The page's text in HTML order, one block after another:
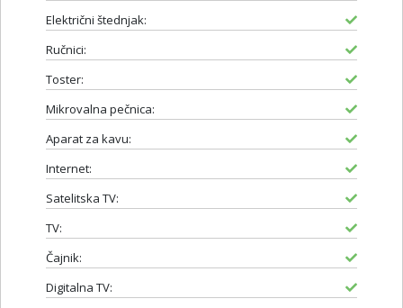
Električni štednjak:
Ručnici:
Toster:
Mikrovalna pečnica:
Aparat za kavu:
Internet:
Satelitska TV:
TV:
Čajnik:
Digitalna TV: